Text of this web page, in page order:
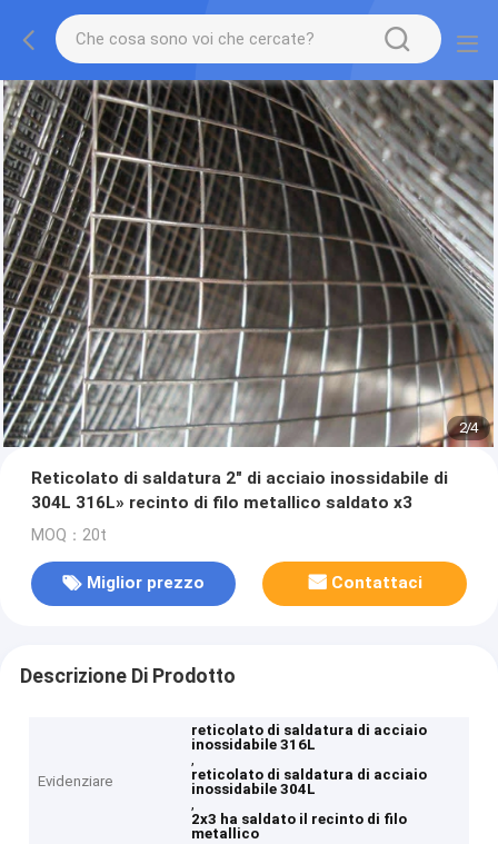
2/4
Reticolato di saldatura 2" di acciaio inossidabile di
304L 316L» recinto di filo metallico saldato x3
MOQ：20t
Miglior prezzo Contattaci
Descrizione Di Prodotto
Evidenziare
reticolato di saldatura di acciaio
inossidabile 316L
,
reticolato di saldatura di acciaio
inossidabile 304L
,
2x3 ha saldato il recinto di filo
metallico